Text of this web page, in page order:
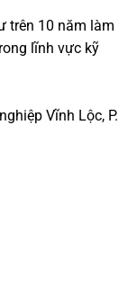
trên 10 năm làm
lĩnh vực kỹ
Vĩnh Lộc, P.